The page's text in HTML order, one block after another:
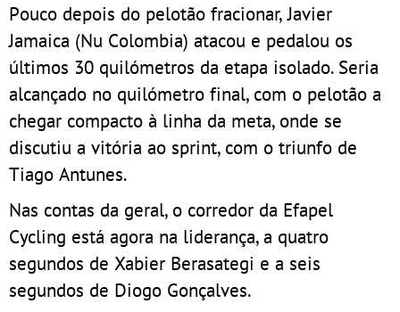
Pouco depois do pelotão fracionar, Javier
Jamaica (Nu Colombia) atacou e pedalou os
últimos 30 quilómetros da etapa isolado. Seria
alcançado no quilómetro final, com o pelotão a
chegar compacto à linha da meta, onde se
discutiu a vitória ao sprint, com o triunfo de
Tiago Antunes.
Nas contas da geral, o corredor da Efapel
Cycling está agora na liderança, a quatro
segundos de Xabier Berasategi e a seis
segundos de Diogo Gonçalves.